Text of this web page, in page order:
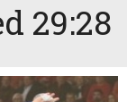
29:28